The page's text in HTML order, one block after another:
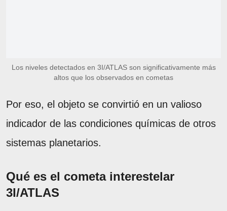
Los niveles detectados en 3I/ATLAS son significativamente más
altos que los observados en cometas
Por eso, el objeto se convirtió en un valioso
indicador de las condiciones químicas de otros
sistemas planetarios.
Qué es el cometa interestelar
3I/ATLAS